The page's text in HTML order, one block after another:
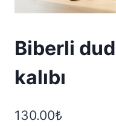
Biberli
kalıbı
130.00₺